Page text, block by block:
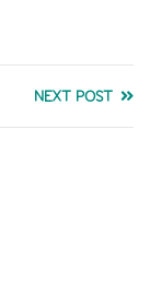
NEXT POST